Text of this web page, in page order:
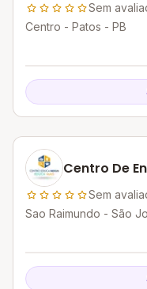
Sem
Centro - Patos - PB
Centro De
Sem
Sao Raimundo - São